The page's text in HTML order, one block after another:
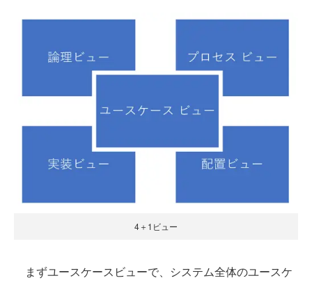
4＋1ビュー
まずユースケースビューで、システム全体のユースケ